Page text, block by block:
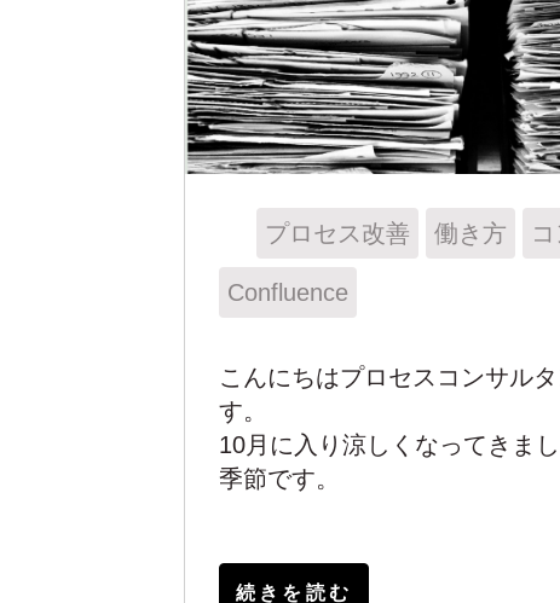
プロセス改善 働き方
Confluence
こんにちはプロセスコンサル
す。
10月に入り涼しくなってきま
季節です。
続きを読む